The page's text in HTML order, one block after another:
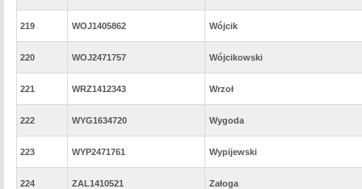
219 WOJ1405862 Wójcik
220 WOJ2471757 Wójcikowski
221 WRZ1412343 Wrzoł
222 WYG1634720 Wygoda
223 WYP2471761 Wypijewski
224 ZAL1410521 Załoga